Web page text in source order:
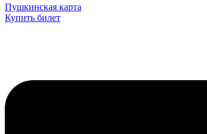
Пушкинская карта
Купить билет